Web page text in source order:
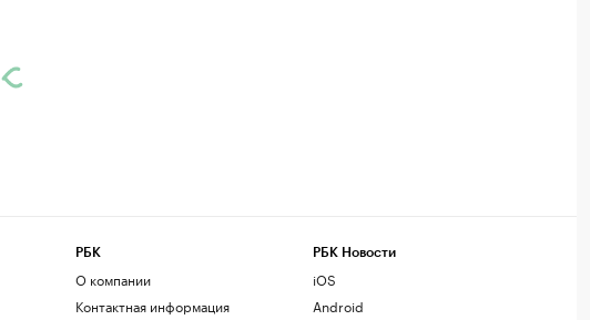
РБК
О компании
Контактная информация
РБК Новости
iOS
Android